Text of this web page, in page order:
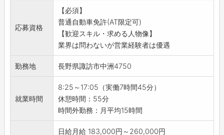
弊社技術部門と打ち合わせを行いながら、顧
客の求めている製品を作り上げるやりがいある
お仕事です。
時には、技術担当者と顧客のところへ足を運
びます。
・受注拡大に向けた営業活動
展示会に来られたお客様から、顧客になりそ
うな企業がありましたら、新規の営業を行って
頂きます。
基本的には、お客様は全国対象になります。
・管理面
応募資格
【必須】
普通自動車免許(AT限定可)
【歓迎スキル・求める人物像】
業界は問わないが営業経験者は優遇
勤務地 長野県諏訪市中洲4750
就業時間
8:25～17:05（実働7時間45分）
休憩時間：55分
時間外勤務：月平均15時間
日給月給 183,000円～260,000円